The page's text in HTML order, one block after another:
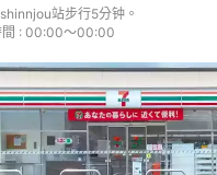
站步行5分钟。
: 00:00〜00:00